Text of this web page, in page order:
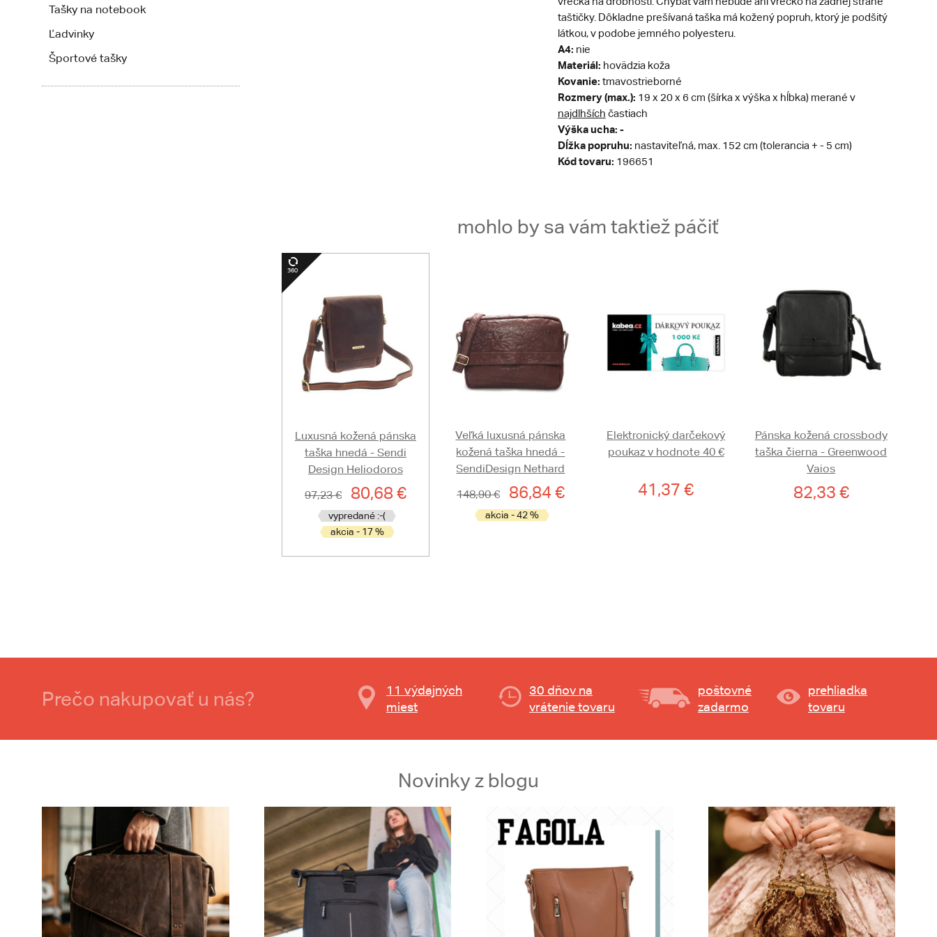
Tašky na notebook
Ľadvinky
Športové tašky
taštičky. Dôkladne prešívaná taška má kožený popruh, ktorý je podšitý
látkou, v podobe jemného polyesteru.
A4: nie
Materiál: hovädzia koža
Kovanie: tmavostrieborné
Rozmery (max.): 19 x 20 x 6 cm (šírka x výška x hĺbka) merané v
najdlhších častiach
Výška ucha: -
Dĺžka popruhu: nastaviteľná, max. 152 cm (tolerancia + - 5 cm)
Kód tovaru: 196651
mohlo by sa vám taktiež páčiť
Luxusná kožená pánska
taška hnedá - Sendi
Design Heliodoros
97,23 €
80,68 €
vypredané :-(
akcia - 17 %
Veľká luxusná pánska
kožená taška hnedá -
SendiDesign Nethard
148,90 €
86,84 €
akcia - 42 %
Elektronický darčekový
poukaz v hodnote 40 €
41,37 €
Pánska kožená crossbody
taška čierna - Greenwood
Vaios
82,33 €
Prečo nakupovať u nás?
11 výdajných
miest
30 dňov na
vrátenie tovaru
poštovné
zadarmo
prehliadka
tovaru
Novinky z blogu